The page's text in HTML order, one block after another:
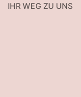
IHR WEG ZU UNS